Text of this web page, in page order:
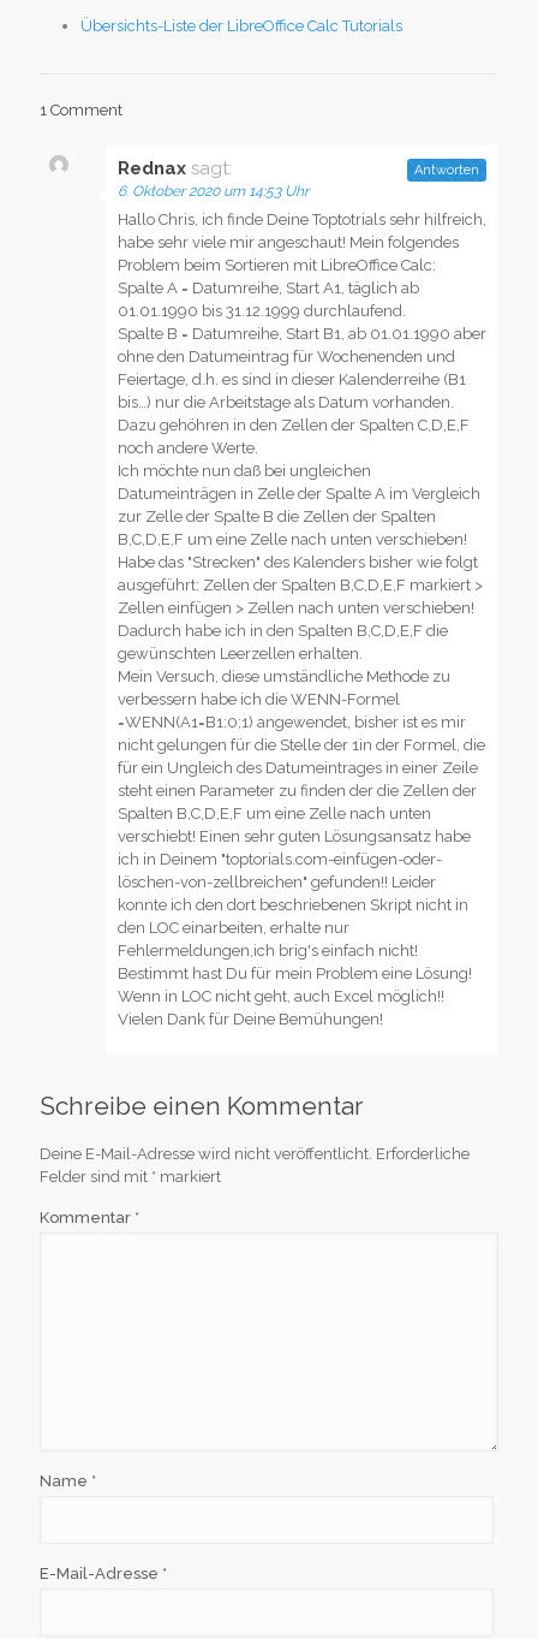
Übersichts-Liste der LibreOffice Calc Tutorials
1 Comment
Rednax sagt:
6. Oktober 2020 um 14:53 Uhr
Hallo Chris, ich finde Deine Toptotrials sehr hilfreich,
habe sehr viele mir angeschaut! Mein folgendes
Problem beim Sortieren mit LibreOffice Calc:
Spalte A = Datumreihe, Start A1, täglich ab
01.01.1990 bis 31.12.1999 durchlaufend.
Spalte B = Datumreihe, Start B1, ab 01.01.1990 aber
ohne den Datumeintrag für Wochenenden und
Feiertage, d.h. es sind in dieser Kalenderreihe (B1
bis…) nur die Arbeitstage als Datum vorhanden.
Dazu gehöhren in den Zellen der Spalten C,D,E,F
noch andere Werte.
Ich möchte nun daß bei ungleichen
Datumeinträgen in Zelle der Spalte A im Vergleich
zur Zelle der Spalte B die Zellen der Spalten
B,C,D,E,F um eine Zelle nach unten verschieben!
Habe das "Strecken" des Kalenders bisher wie folgt
ausgeführt: Zellen der Spalten B,C,D,E,F markiert >
Zellen einfügen > Zellen nach unten verschieben!
Dadurch habe ich in den Spalten B,C,D,E,F die
gewünschten Leerzellen erhalten.
Mein Versuch, diese umständliche Methode zu
verbessern habe ich die WENN-Formel
=WENN(A1=B1:0;1) angewendet, bisher ist es mir
nicht gelungen für die Stelle der 1in der Formel, die
für ein Ungleich des Datumeintrages in einer Zeile
steht einen Parameter zu finden der die Zellen der
Spalten B,C,D,E,F um eine Zelle nach unten
verschiebt! Einen sehr guten Lösungsansatz habe
ich in Deinem "toptorials.com-einfügen-oder-
löschen-von-zellbreichen" gefunden!! Leider
konnte ich den dort beschriebenen Skript nicht in
den LOC einarbeiten, erhalte nur
Fehlermeldungen,ich brig's einfach nicht!
Bestimmt hast Du für mein Problem eine Lösung!
Wenn in LOC nicht geht, auch Excel möglich!!
Vielen Dank für Deine Bemühungen!
Antworten
Schreibe einen Kommentar
Deine E-Mail-Adresse wird nicht veröffentlicht. Erforderliche
Felder sind mit * markiert
Kommentar *
Name *
E-Mail-Adresse *